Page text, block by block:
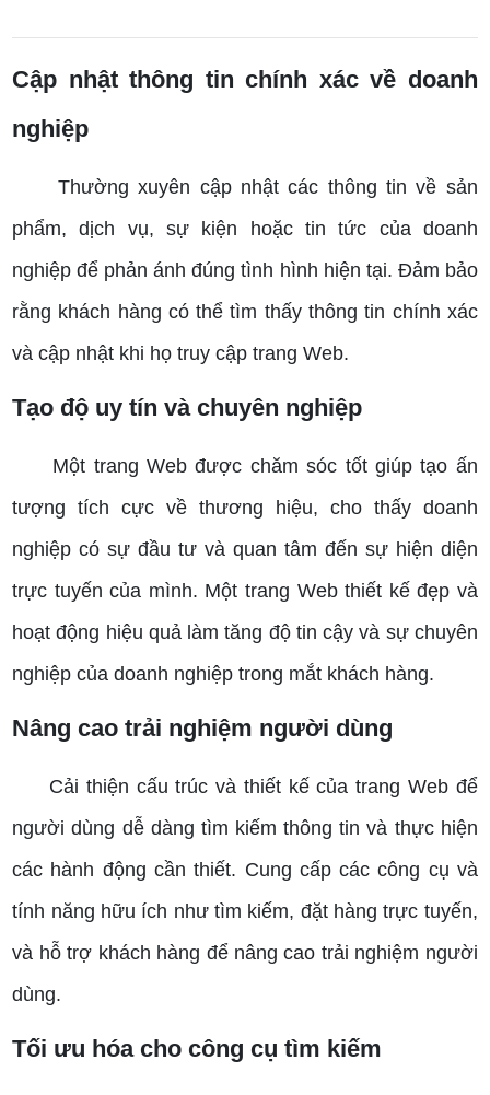
Cập nhật thông tin chính xác về doanh
nghiệp
Thường xuyên cập nhật các thông tin về sản
phẩm, dịch vụ, sự kiện hoặc tin tức của doanh
nghiệp để phản ánh đúng tình hình hiện tại. Đảm bảo
rằng khách hàng có thể tìm thấy thông tin chính xác
và cập nhật khi họ truy cập trang Web.
Tạo độ uy tín và chuyên nghiệp
Một trang Web được chăm sóc tốt giúp tạo ấn
tượng tích cực về thương hiệu, cho thấy doanh
nghiệp có sự đầu tư và quan tâm đến sự hiện diện
trực tuyến của mình. Một trang Web thiết kế đẹp và
hoạt động hiệu quả làm tăng độ tin cậy và sự chuyên
nghiệp của doanh nghiệp trong mắt khách hàng.
Nâng cao trải nghiệm người dùng
Cải thiện cấu trúc và thiết kế của trang Web để
người dùng dễ dàng tìm kiếm thông tin và thực hiện
các hành động cần thiết. Cung cấp các công cụ và
tính năng hữu ích như tìm kiếm, đặt hàng trực tuyến,
và hỗ trợ khách hàng để nâng cao trải nghiệm người
dùng.
Tối ưu hóa cho công cụ tìm kiếm